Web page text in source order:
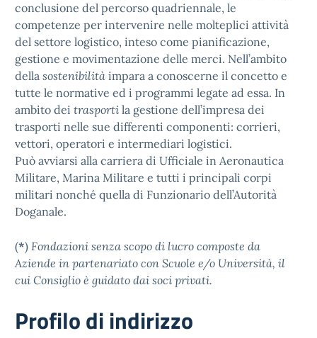
conclusione del percorso quadriennale, le
competenze per intervenire nelle molteplici attività
del settore logistico, inteso come pianificazione,
gestione e movimentazione delle merci. Nell’ambito
della sostenibilità impara a conoscerne il concetto e
tutte le normative ed i programmi legate ad essa. In
ambito dei trasporti la gestione dell’impresa dei
trasporti nelle sue differenti componenti: corrieri,
vettori, operatori e intermediari logistici.
Può avviarsi alla carriera di Ufficiale in Aeronautica
Militare, Marina Militare e tutti i principali corpi
militari nonché quella di Funzionario dell’Autorità
Doganale.
(*) Fondazioni senza scopo di lucro composte da
Aziende in partenariato con Scuole e/o Università, il
cui Consiglio è guidato dai soci privati.
Profilo di indirizzo